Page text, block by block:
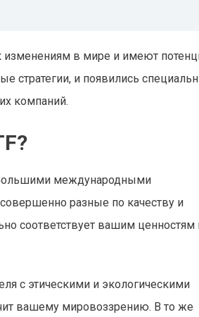
изменениям в мире и имеют
стратегии, и появились
компаний.
большими международными
разные по качеству и
соответствует вашим ценностям
с этическими и экологическими
вашему мировоззрению. В то же